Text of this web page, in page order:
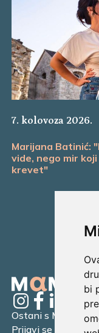
bi
7. kolovoza 2026.
Marijana Batinić:
vide, nego mir
krevet"
Ostani s
Prijavi se na naš